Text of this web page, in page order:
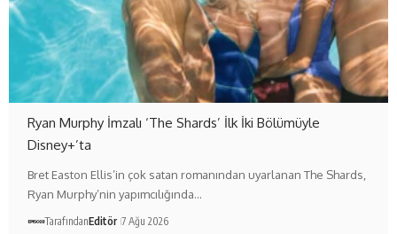
Ryan Murphy İmzalı ‘The Shards’ İlk İki Bölümüyle
Disney+’ta
Bret Easton Ellis’in çok satan romanından uyarlanan The Shards,
Ryan Murphy’nin yapımcılığında…
TarafındanEditör 7 Ağu 2026